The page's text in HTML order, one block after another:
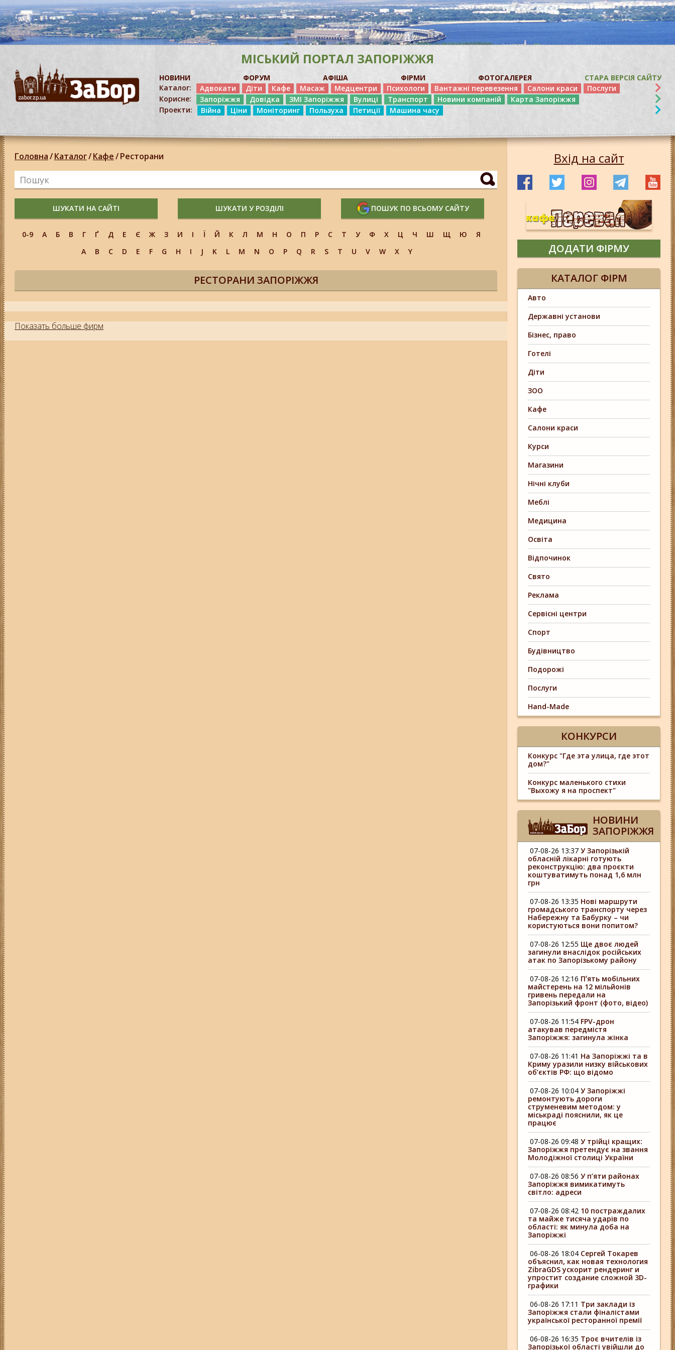
МІСЬКИЙ ПОРТАЛ ЗАПОРІЖЖЯ
НОВИНИ ФОРУМ АФІША ФІРМИ ФОТОГАЛЕРЕЯ
СТАРА ВЕРСІЯ САЙТУ
Каталог:
Адвокати Діти Кафе Масаж Медцентри Психологи Вантажні перевезення Салони краси
Послуги
Корисне:
Запоріжжя Довідка ЗМІ Запоріжжя Вулиці Транспорт Новини компаній
Карта Запоріжжя
Проекти:
Війна Ціни Моніторинг Пользуха Петиції Машина часу
Головна/Каталог/Кафе/Ресторани
ШУКАТИ НА САЙТІ ШУКАТИ У РОЗДІЛІ ПОШУК ПО ВСЬОМУ САЙТУ
0-9 А Б В Г Ґ Д Е Є Ж З И І Ї Й К Л М Н О П Р С Т У Ф Х Ц Ч Ш Щ Ю
Я
A
B C D E F G H I J K L M N O P Q R S T U V W X Y
РЕСТОРАНИ ЗАПОРІЖЖЯ
Показать больше фирм
Вхід на сайт
ДОДАТИ ФІРМУ
КАТАЛОГ ФІРМ
Авто
Державні установи
Бізнес, право
Готелі
Діти
ЗОО
Кафе
Салони краси
Курси
Магазини
Нічні клуби
Меблі
Медицина
Освіта
Відпочинок
Свято
Реклама
Сервісні центри
Спорт
Будівництво
Подорожі
Послуги
Hand-Made
КОНКУРСИ
Конкурс "Где эта улица, где этот
дом?"
Конкурс маленького стихи
"Выхожу я на проспект"
НОВИНИ
ЗАПОРІЖЖЯ
07-08-26 13:37 У Запорізькій
обласній лікарні готують
реконструкцію: два проєкти
коштуватимуть понад 1,6 млн
грн
07-08-26 13:35 Нові маршрути
громадського транспорту через
Набережну та Бабурку – чи
користуються вони попитом?
07-08-26 12:55 Ще двоє людей
загинули внаслідок російських
атак по Запорізькому району
07-08-26 12:16 Пʼять мобільних
майстерень на 12 мільйонів
гривень передали на
Запорізький фронт (фото, відео)
07-08-26 11:54 FPV-дрон
атакував передмістя
Запоріжжя: загинула жінка
07-08-26 11:41 На Запоріжжі та в
Криму уразили низку військових
об’єктів РФ: що відомо
07-08-26 10:04 У Запоріжжі
ремонтують дороги
струменевим методом: у
міськраді пояснили, як це
працює
07-08-26 09:48 У трійці кращих:
Запоріжжя претендує на звання
Молодіжної столиці України
07-08-26 08:56 У п’яти районах
Запоріжжя вимикатимуть
світло: адреси
07-08-26 08:42 10 постраждалих
та майже тисяча ударів по
області: як минула доба на
Запоріжжі
06-08-26 18:04 Сергей Токарев
объяснил, как новая технология
ZibraGDS ускорит рендеринг и
упростит создание сложной 3D-
графики
06-08-26 17:11 Три заклади із
Запоріжжя стали фіналістами
української ресторанної премії
06-08-26 16:35 Троє вчителів із
Запорізької області увійшли до